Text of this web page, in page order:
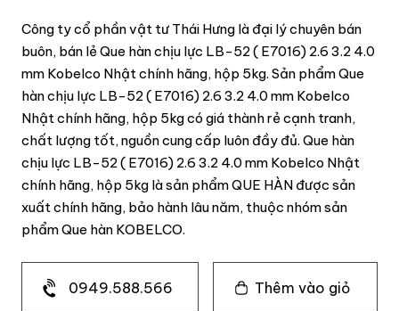
Công ty cổ phần vật tư Thái Hưng là đại lý chuyên bán
buôn, bán lẻ Que hàn chịu lực LB-52 ( E7016) 2.6 3.2 4.0
mm Kobelco Nhật chính hãng, hộp 5kg. Sản phẩm Que
hàn chịu lực LB-52 ( E7016) 2.6 3.2 4.0 mm Kobelco
Nhật chính hãng, hộp 5kg có giá thành rẻ cạnh tranh,
chất lượng tốt, nguồn cung cấp luôn đầy đủ. Que hàn
chịu lực LB-52 ( E7016) 2.6 3.2 4.0 mm Kobelco Nhật
chính hãng, hộp 5kg là sản phẩm QUE HÀN được sản
xuất chính hãng, bảo hành lâu năm, thuộc nhóm sản
phẩm Que hàn KOBELCO.
0949.588.566 Thêm vào giỏ